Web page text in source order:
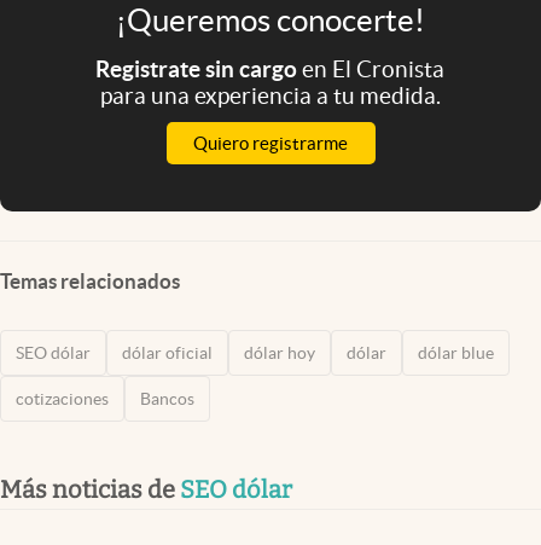
¡Queremos conocerte!
Registrate sin cargoen El Cronista
para una experiencia a tu medida.
Quiero registrarme
Temas relacionados
SEO dólar dólar oficial dólar hoy dólar dólar blue
cotizaciones Bancos
Más noticias de SEO dólar